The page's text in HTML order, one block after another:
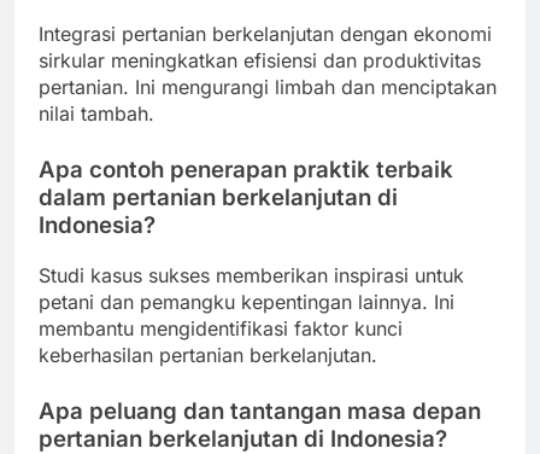
Integrasi pertanian berkelanjutan dengan ekonomi
sirkular meningkatkan efisiensi dan produktivitas
pertanian. Ini mengurangi limbah dan menciptakan
nilai tambah.
Apa contoh penerapan praktik terbaik
dalam pertanian berkelanjutan di
Indonesia?
Studi kasus sukses memberikan inspirasi untuk
petani dan pemangku kepentingan lainnya. Ini
membantu mengidentifikasi faktor kunci
keberhasilan pertanian berkelanjutan.
Apa peluang dan tantangan masa depan
pertanian berkelanjutan di Indonesia?